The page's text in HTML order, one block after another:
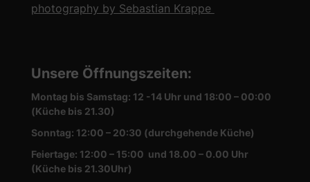
photography by Sebastian Krappe
Unsere Öffnungszeiten:
Montag bis Samstag: 12 -14 Uhr und 18:00 – 00:00
(Küche bis 21.30)
Sonntag: 12:00 – 20:30 (durchgehende Küche)
Feiertage: 12:00 – 15:00 und 18.00 – 0.00 Uhr
(Küche bis 21.30Uhr)